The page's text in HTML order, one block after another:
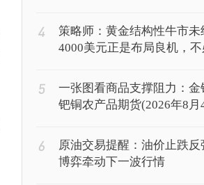
4
策略师：黄金结构性牛市未
4000美元正是布局良机，
5
一张图看商品支撑阻力：金
钯铜农产品期货(2026年8月
6
原油交易提醒：油价止跌反
博弈牵动下一波行情